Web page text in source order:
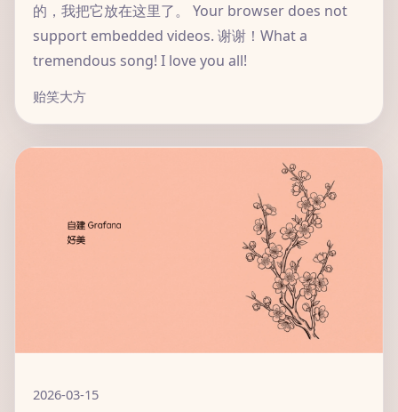
的，我把它放在这里了。 Your browser does not
support embedded videos. 谢谢！What a
tremendous song! I love you all!
贻笑大方
2026-03-15